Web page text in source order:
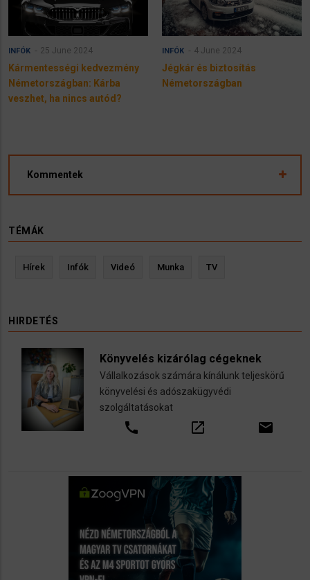
INFÓK 25 June 2024
Kármentességi kedvezmény
Németországban: Kárba
veszhet, ha nincs autód?
INFÓK 4 June 2024
Jégkár és biztosítás
Németországban
Kommentek
TÉMÁK
Hírek Infók Videó Munka TV
HIRDETÉS
Könyvelés kizárólag cégeknek
Vállalkozások számára kínálunk teljeskörű
könyvelési és adószakügyvédi
szolgáltatásokat
call open_in_new email